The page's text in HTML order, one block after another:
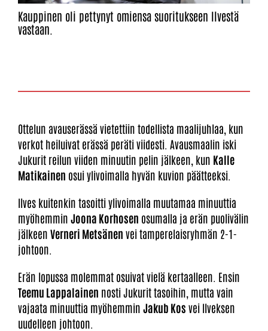
Kauppinen oli pettynyt omiensa suoritukseen Ilvestä
vastaan.
Ottelun avauserässä vietettiin todellista maalijuhlaa, kun
verkot heiluivat erässä peräti viidesti. Avausmaalin iski
Jukurit reilun viiden minuutin pelin jälkeen, kun Kalle
Matikainen osui ylivoimalla hyvän kuvion päätteeksi.
Ilves kuitenkin tasoitti ylivoimalla muutamaa minuuttia
myöhemmin Joona Korhosen osumalla ja erän puolivälin
jälkeen Verneri Metsänen vei tamperelaisryhmän 2-1-
johtoon.
Erän lopussa molemmat osuivat vielä kertaalleen. Ensin
Teemu Lappalainen nosti Jukurit tasoihin, mutta vain
vajaata minuuttia myöhemmin Jakub Kos vei Ilveksen
uudelleen johtoon.